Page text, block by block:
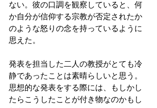
ない。彼の口調を観察していると、何
か自分が信仰する宗教が否定されたか
のような怒りの念を持っているように
思えた。
発表を担当した二人の教授がとても冷
静であったことは素晴らしいと思う。
思想的な発表をする際には、もしかし
たらこうしたことが付き物なのかもし